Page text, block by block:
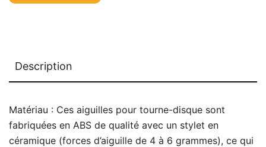
Description
Matériau : Ces aiguilles pour tourne-disque sont
fabriquées en ABS de qualité avec un stylet en
céramique (forces d’aiguille de 4 à 6 grammes), ce qui